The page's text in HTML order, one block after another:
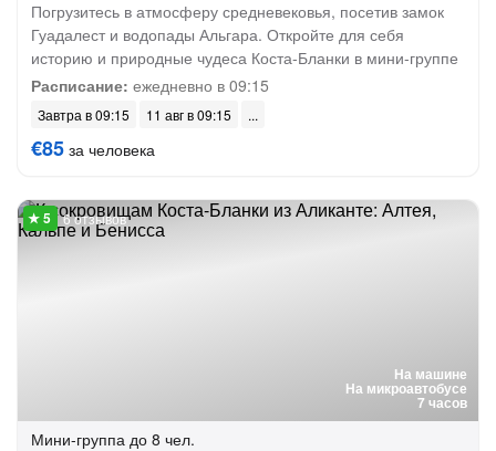
Погрузитесь в атмосферу средневековья, посетив замок
Гуадалест и водопады Альгара. Откройте для себя
историю и природные чудеса Коста-Бланки в мини-группе
Расписание: ежедневно в 09:15
Завтра в 09:15 11 авг в 09:15
€85 за человека
На машине
На микроавтобусе
7 часов
6 отзывов
Мини-группа до 8 чел.